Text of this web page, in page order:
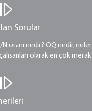
Sorular
oranı nedir? OQ nedir,
olarak en çok